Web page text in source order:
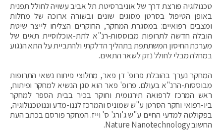
טכנולוגיה פורצת דרך של אוניברסיטת תל אביב עשויה לחולל תפנית
באופן הטיפול בסרטן מסוגים שונים ובשורה ארוכה של מחלות
ומצבים רפואיים: במסגרת המחקר, החוקרים הצליחו לייצר שיטת
הובלה חדשה לתרופות מבוססות-רנ"א לתת-אוכלוסיית תאים של
מערכת החיסון המשתתפת בתהליך הדלקתי ולהתביית על התא הנגוע
במחלה מבלי לחולל נזק לשאר התאים.
המחקר נערך בהובלת פרופ' דן פאר, מחלוצי פיתוח נשאי התרופות
מבוססות-הרנ"א בעולם. פרופ' פאר הוא סגן הנשיא למחקר ופיתוח,
ראש המרכז לרפואה תירגומית וחוקר בכיר בבית הספר למחקר
ביו-רפואי וחקר הסרטן ע"ש שמוניס והמרכז לננו-מדע וננוטכנולוגיה,
בפקולטה למדעי החיים ע"ש ג'ורג' ס' וייז. המחקר פורסם בכתב העת
החשוב Nature Nanotechnology.